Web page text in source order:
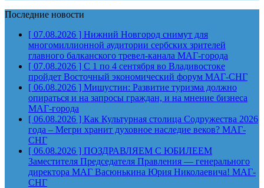
Последние новости
[ 07.08.2026 ] Нижний Новгород снимут для
многомиллионной аудитории сербских зрителей
главного балканского тревел-канала МАГ-города
[ 07.08.2026 ] С 1 по 4 сентября во Владивостоке
пройдет Восточный экономический форум МАГ-СНГ
[ 06.08.2026 ] Мишустин: Развитие туризма должно
опираться и на запросы граждан, и на мнение бизнеса
МАГ-города
[ 06.08.2026 ] Как Культурная столица Содружества 2026
года – Мегри хранит духовное наследие веков? МАГ-
СНГ
[ 06.08.2026 ] ПОЗДРАВЛЯЕМ С ЮБИЛЕЕМ
Заместителя Председателя Правления — генерального
директора МАГ Васюнькина Юрия Николаевича! МАГ-
СНГ